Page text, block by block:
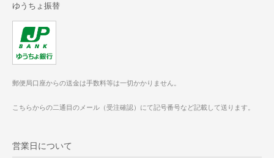
ゆうちょ振替
郵便局口座からの送金は手数料等は一切かかりません。
こちらからの二通目のメール（受注確認）にて記号番号など記載して送ります。
営業日について